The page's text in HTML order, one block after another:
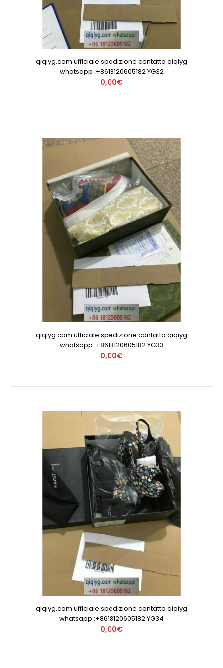
qiqiyg.com ufficiale spedizione contatto qiqiyg
whatsapp :+8618120605182 YG32
0,00€
qiqiyg.com ufficiale spedizione contatto qiqiyg
whatsapp :+8618120605182 YG33
0,00€
qiqiyg.com ufficiale spedizione contatto qiqiyg
whatsapp :+8618120605182 YG34
0,00€